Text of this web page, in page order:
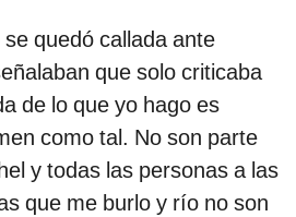
quedó callada ante
que solo criticaba
de lo que yo hago es
como tal. No son parte
y todas las personas a las
que me burlo y río no son